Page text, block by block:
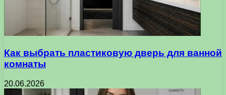
Как выбрать пластиковую дверь для ванной
комнаты
20.06.2026